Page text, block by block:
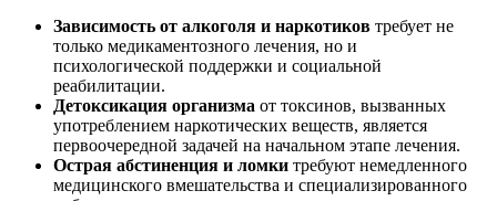
Зависимость от алкоголя и наркотиков требует не
только медикаментозного лечения, но и
психологической поддержки и социальной
реабилитации.
Детоксикация организма от токсинов, вызванных
употреблением наркотических веществ, является
первоочередной задачей на начальном этапе лечения.
Острая абстиненция и ломки требуют немедленного
медицинского вмешательства и специализированного